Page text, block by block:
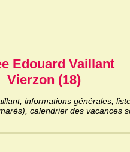
Edouard Vaillant
Vierzon (18)
informations générales,
calendrier des vacances